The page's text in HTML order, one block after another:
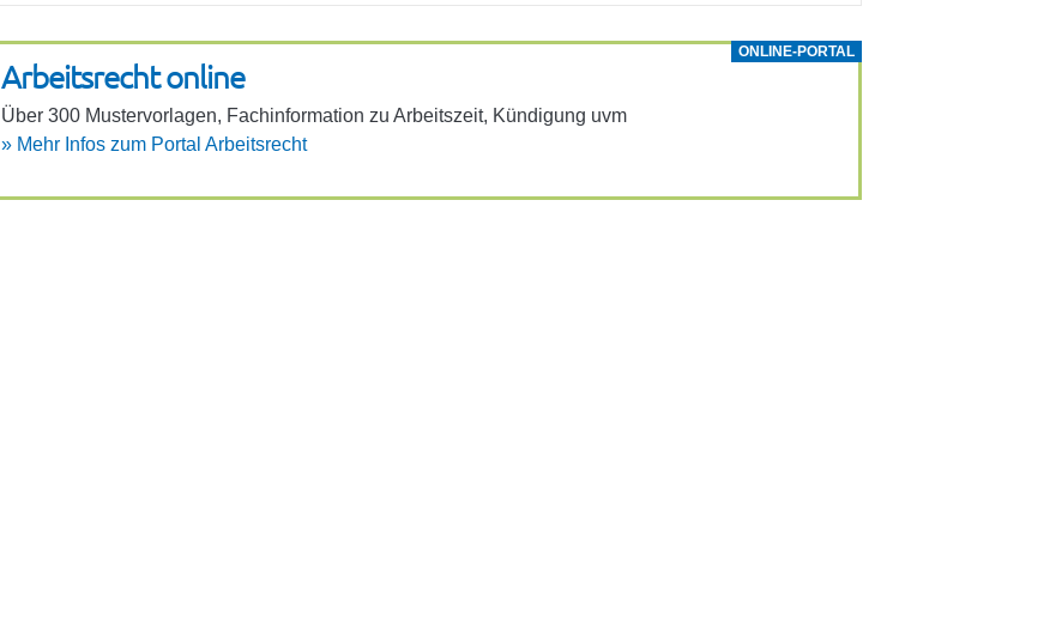
ONLINE-PORTAL
Arbeits­recht online
Über 300 Muster­vor­lagen, Fach­in­for­ma­tion zu Arbeits­zeit, Kündi­gung uvm
» Mehr Infos zum Portal Arbeits­recht